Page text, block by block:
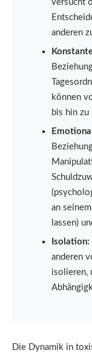
versucht
anderen
können
bis hin zu
an
lassen)
Isolation:
anderen
isolieren,
Die Dynamik in